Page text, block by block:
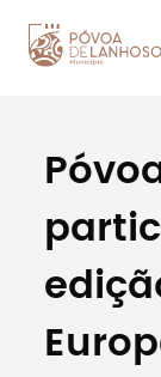
Procurar
Tipo de